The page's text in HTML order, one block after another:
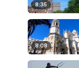
8:35
8:08